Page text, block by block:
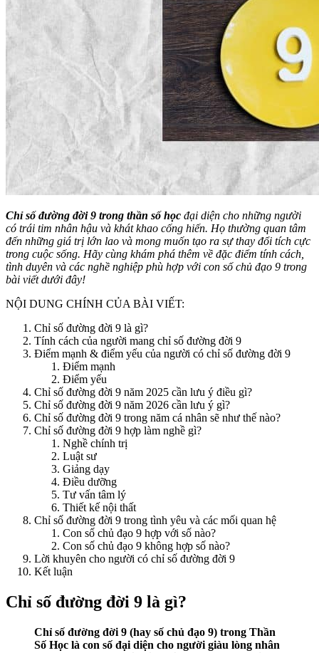
Chỉ số đường đời 9 trong thần số học đại diện cho những người
có trái tim nhân hậu và khát khao cống hiến. Họ thường quan tâm
đến những giá trị lớn lao và mong muốn tạo ra sự thay đổi tích cực
trong cuộc sống. Hãy cùng khám phá thêm về đặc điểm tính cách,
tình duyên và các nghề nghiệp phù hợp với con số chủ đạo 9 trong
bài viết dưới đây!
NỘI DUNG CHÍNH CỦA BÀI VIẾT:
Chỉ số đường đời 9 là gì?
Tính cách của người mang chỉ số đường đời 9
Điểm mạnh & điểm yếu của người có chỉ số đường đời 9
Điểm mạnh
Điểm yếu
Chỉ số đường đời 9 năm 2025 cần lưu ý điều gì?
Chỉ số đường đời 9 năm 2026 cần lưu ý gì?
Chỉ số đường đời 9 trong năm cá nhân sẽ như thế nào?
Chỉ số đường đời 9 hợp làm nghề gì?
Nghề chính trị
Luật sư
Giảng dạy
Điều dưỡng
Tư vấn tâm lý
Thiết kế nội thất
Chỉ số đường đời 9 trong tình yêu và các mối quan hệ
Con số chủ đạo 9 hợp với số nào?
Con số chủ đạo 9 không hợp số nào?
Lời khuyên cho người có chỉ số đường đời 9
Kết luận
Chỉ số đường đời 9 là gì?
Chỉ số đường đời 9 (hay số chủ đạo 9) trong Thần
Số Học là con số đại diện cho người giàu lòng nhân